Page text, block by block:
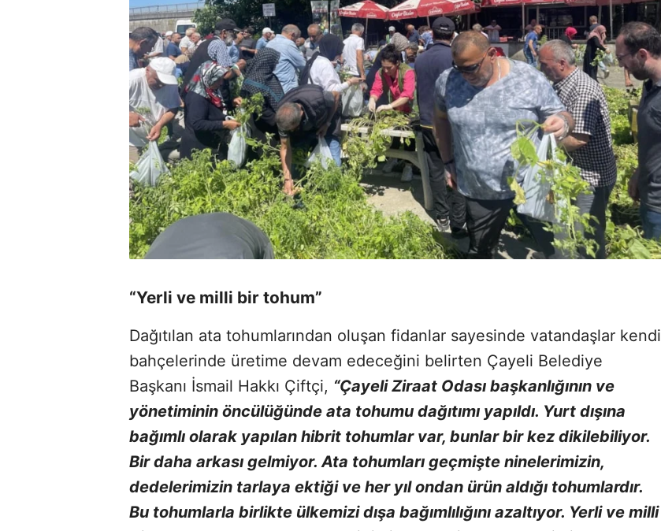
“Yerli ve milli bir tohum”
Dağıtılan ata tohumlarından oluşan fidanlar sayesinde vatandaşlar kendi
bahçelerinde üretime devam edeceğini belirten Çayeli Belediye
Başkanı İsmail Hakkı Çiftçi, “Çayeli Ziraat Odası başkanlığının ve
yönetiminin öncülüğünde ata tohumu dağıtımı yapıldı. Yurt dışına
bağımlı olarak yapılan hibrit tohumlar var, bunlar bir kez dikilebiliyor.
Bir daha arkası gelmiyor. Ata tohumları geçmişte ninelerimizin,
dedelerimizin tarlaya ektiği ve her yıl ondan ürün aldığı tohumlardır.
Bu tohumlarla birlikte ülkemizi dışa bağımlılığını azaltıyor. Yerli ve milli